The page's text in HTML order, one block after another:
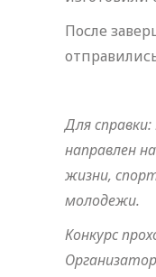
После
Для
направлен
жизни,
молодежи.
Конкурс